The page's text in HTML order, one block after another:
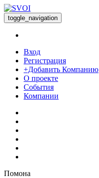
toggle_navigation
Вход
Регистрация
+Добавить Компанию
О проекте
События
Компании
Помона